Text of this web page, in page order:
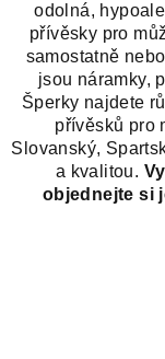
odolná,
přívěsky pro
samostatně
jsou náramky,
Šperky najdete
přívěsků pro
Slovanský,
a kvalitou.
objednejte si